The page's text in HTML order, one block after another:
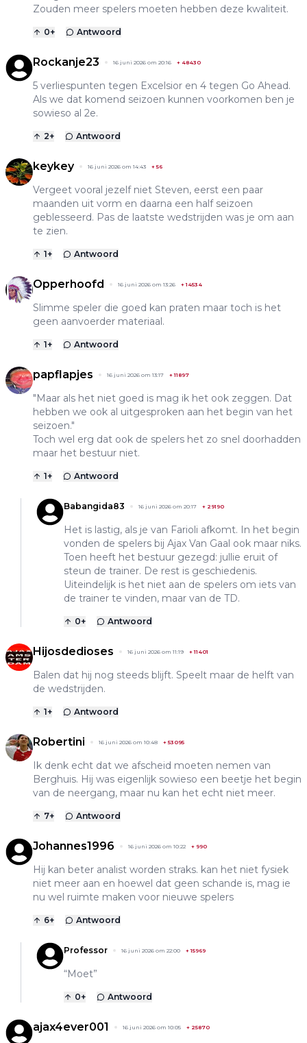
Zouden meer spelers moeten hebben deze kwaliteit.
0+ Antwoord
Rockanje23 16 juni 2026 om 20:16 + 48430
5 verliespunten tegen Excelsior en 4 tegen Go Ahead.
Als we dat komend seizoen kunnen voorkomen ben je
sowieso al 2e.
2+ Antwoord
keykey 16 juni 2026 om 14:43 + 56
Vergeet vooral jezelf niet Steven, eerst een paar
maanden uit vorm en daarna een half seizoen
geblesseerd. Pas de laatste wedstrijden was je om aan
te zien.
1+ Antwoord
Opperhoofd 16 juni 2026 om 13:26 +14534
Slimme speler die goed kan praten maar toch is het
geen aanvoerder materiaal.
1+ Antwoord
papflapjes 16 juni 2026 om 13:17 +11897
"Maar als het niet goed is mag ik het ook zeggen. Dat
hebben we ook al uitgesproken aan het begin van het
seizoen."
Toch wel erg dat ook de spelers het zo snel doorhadden
maar het bestuur niet.
1+ Antwoord
Babangida83 16 juni 2026 om 20:17 + 29190
Het is lastig, als je van Farioli afkomt. In het begin
vonden de spelers bij Ajax Van Gaal ook maar niks.
Toen heeft het bestuur gezegd: jullie eruit of
steun de trainer. De rest is geschiedenis.
Uiteindelijk is het niet aan de spelers om iets van
de trainer te vinden, maar van de TD.
0+ Antwoord
Hijosdedioses 16 juni 2026 om 11:19 +11401
Balen dat hij nog steeds blijft. Speelt maar de helft van
de wedstrijden.
1+ Antwoord
Robertini 16 juni 2026 om 10:48 + 53095
Ik denk echt dat we afscheid moeten nemen van
Berghuis. Hij was eigenlijk sowieso een beetje het begin
van de neergang, maar nu kan het echt niet meer.
7+ Antwoord
Johannes1996 16 juni 2026 om 10:22 + 990
Hij kan beter analist worden straks. kan het niet fysiek
niet meer aan en hoewel dat geen schande is, mag ie
nu wel ruimte maken voor nieuwe spelers
6+ Antwoord
Professor 16 juni 2026 om 22:00 +15969
“Moet”
0+ Antwoord
ajax4ever001 16 juni 2026 om 10:05 + 25870